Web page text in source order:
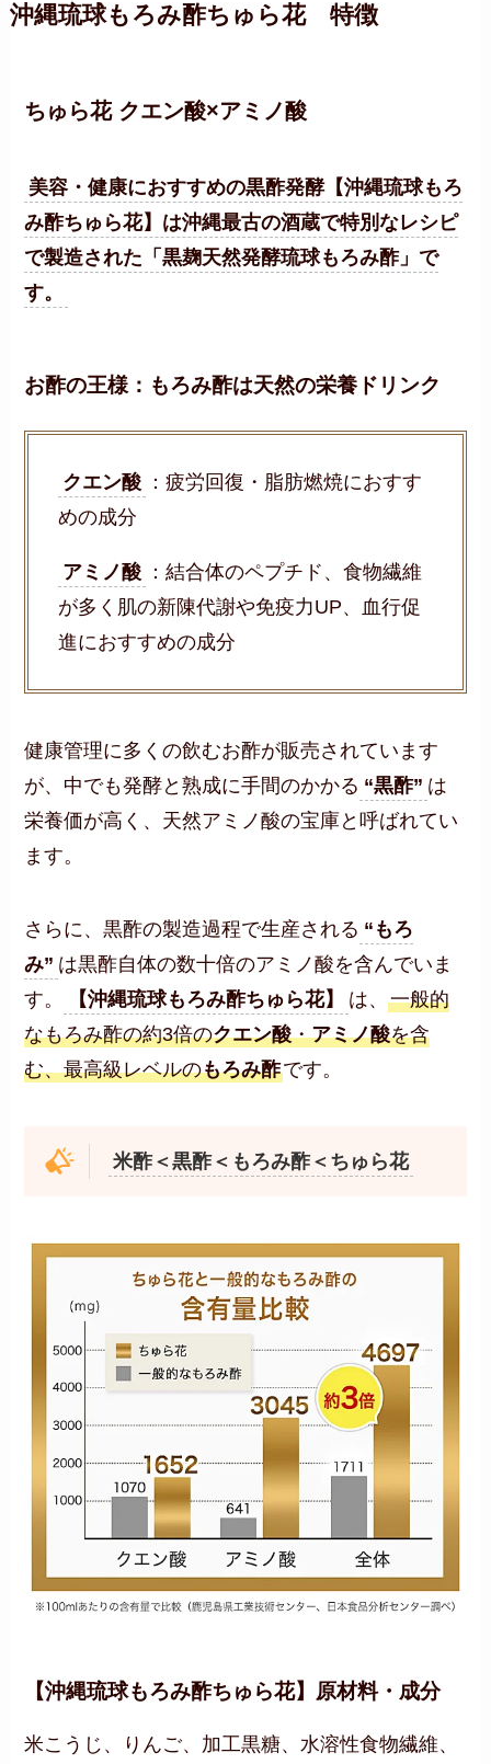
沖縄琉球もろみ酢ちゅら花特徴
ちゅら花クエン酸×アミノ酸
美容・健康におすすめの黒酢発酵【沖縄琉球もろ
み酢ちゅら花】は沖縄最古の酒蔵で特別なレシピ
で製造された「黒麹天然発酵琉球もろみ酢」で
す。
お酢の王様：もろみ酢は天然の栄養ドリンク
クエン酸 ：疲労回復・脂肪燃焼におすす
めの成分
アミノ酸 ：結合体のペプチド、食物繊維
が多く肌の新陳代謝や免疫力UP、血行促
進におすすめの成分
健康管理に多くの飲むお酢が販売されています
が、中でも発酵と熟成に手間のかかる “黒酢” は
栄養価が高く、天然アミノ酸の宝庫と呼ばれてい
ます。
さらに、黒酢の製造過程で生産される “もろ
み” は黒酢自体の数十倍のアミノ酸を含んでいま
す。
【沖縄琉球もろみ酢ちゅら花】 は、一般的
なもろみ酢の約3倍のクエン酸・アミノ酸を含
む、最高級レベルのもろみ酢です。
米酢＜黒酢＜もろみ酢＜ちゅら花
【沖縄琉球もろみ酢ちゅら花】原材料・成分
米こうじ、りんご、加工黒糖、水溶性食物繊維、